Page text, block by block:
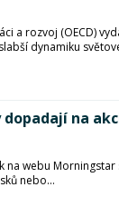
a rozvoj (OECD)
dynamiku
na
webu
nebo...